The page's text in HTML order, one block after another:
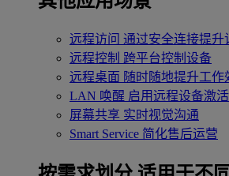
远程访问 通过安全连接提升
远程控制 跨平台控制设备
远程桌面 随时随地提升工作
LAN 唤醒 启用远程设备激活
屏幕共享 实时视觉沟通
Smart Service 简化售后运营